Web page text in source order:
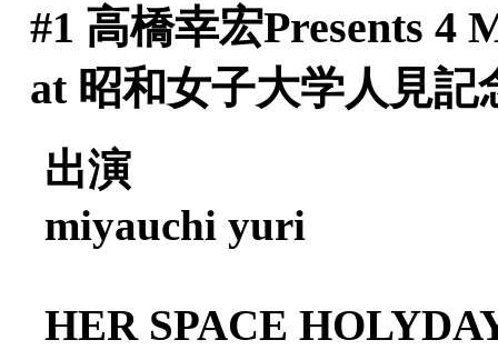
#1 高橋幸宏Presents 4
at 昭和女子大学人見記
出演
miyauchi yuri
HER SPACE